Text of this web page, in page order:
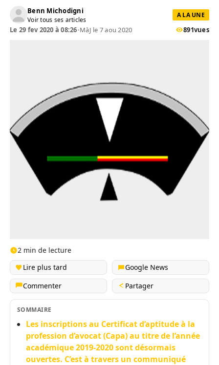
Benn Michodigni
Voir tous ses articles
A LA UNE
Le 29 fev 2020 à 08:26•MàJ le 7 aou 2020 891vues
2 min de lecture
Lire plus tard
Google News
Commenter
Partager
SOMMAIRE
Les inscriptions au Certificat d’aptitude à la
profession d’avocat (Capa) au titre de l’année
académique 2019-2020 sont désormais
ouvertes. C’est à travers un communiqué